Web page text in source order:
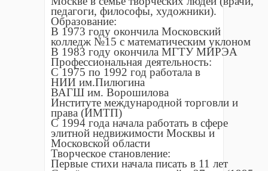
педагоги, философы, художники).
Образование:
В 1973 году окончила Московский
колледж №15 с математическим уклоном
В 1983 году окончила МГТУ МИРЭА
Профессиональная деятельность:
С 1975 по 1992 год работала в
НИИ им.Пилюгина
ВАГШ им. Ворошилова
Институте международной торговли и
права (ИМТП)
С 1994 года начала работать в сфере
элитной недвижимости Москвы и
Московской области
Творческое становление:
Первые стихи начала писать в 11 лет